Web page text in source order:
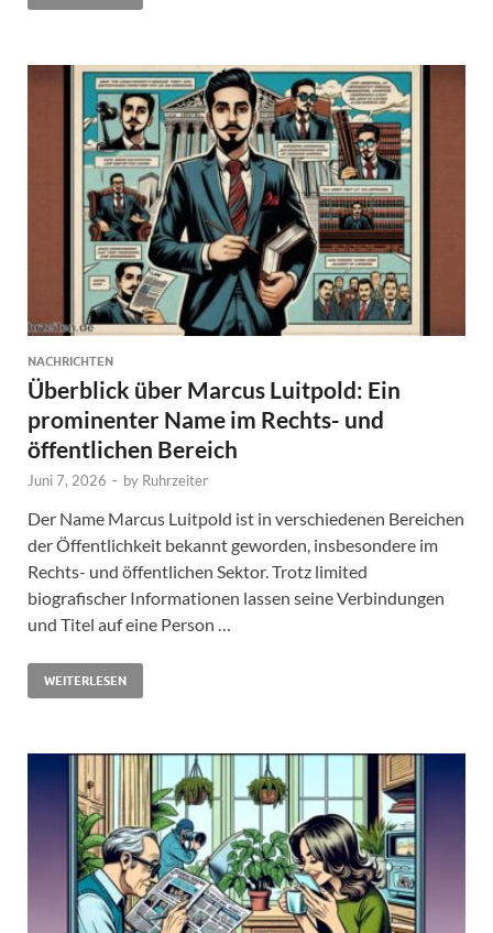
NACHRICHTEN
Überblick über Marcus Luitpold: Ein
prominenter Name im Rechts- und
öffentlichen Bereich
Juni 7, 2026 - by Ruhrzeiter
Der Name Marcus Luitpold ist in verschiedenen Bereichen
der Öffentlichkeit bekannt geworden, insbesondere im
Rechts- und öffentlichen Sektor. Trotz limited
biografischer Informationen lassen seine Verbindungen
und Titel auf eine Person …
WEITERLESEN